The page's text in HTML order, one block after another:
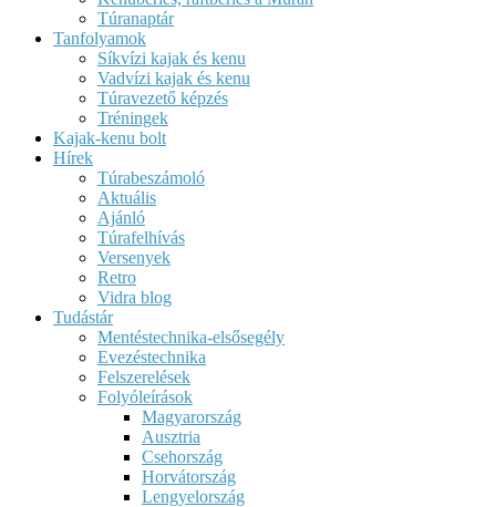
Túranaptár
Tanfolyamok
Síkvízi kajak és kenu
Vadvízi kajak és kenu
Túravezető képzés
Tréningek
Kajak-kenu bolt
Hírek
Túrabeszámoló
Aktuális
Ajánló
Túrafelhívás
Versenyek
Retro
Vidra blog
Tudástár
Mentéstechnika-elsősegély
Evezéstechnika
Felszerelések
Folyóleírások
Magyarország
Ausztria
Csehország
Horvátország
Lengyelország